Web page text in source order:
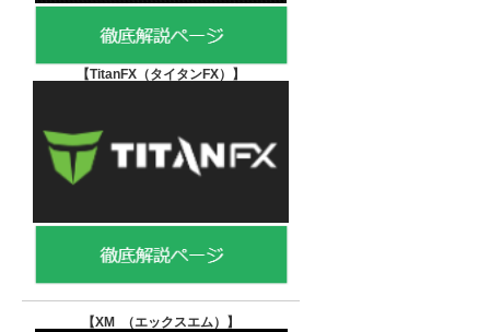
【TitanFX（タイタンFX） 】
【XM （エックスエム） 】